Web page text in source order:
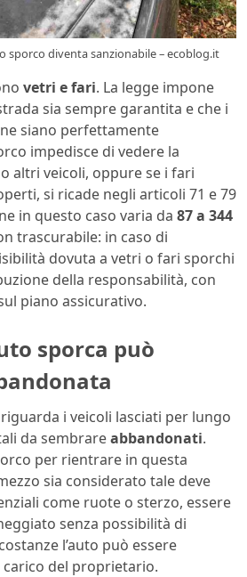
sporco diventa sanzionabile – ecoblog.it
vetri e fari. La legge impone
sia sempre garantita e che i
siano perfettamente
impedisce di vedere la
altri veicoli, oppure se i fari
si ricade negli articoli 71 e 79
in questo caso varia da 87 a 344
trascurabile: in caso di
dovuta a vetri o fari sporchi
della responsabilità, con
piano assicurativo.
sporca può
i veicoli lasciati per lungo
da sembrareabbandonati.
per rientrare in questa
sia considerato tale deve
come ruote o sterzo, essere
senza possibilità di
l’auto può essere
carico del proprietario.